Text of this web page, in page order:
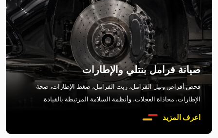
صيانة فرامل بنتلي والإطارات
فحص أقراص وتيل الفرامل، زيت الفرامل، ضغط الإطارات، صحة
الإطارات، محاذاة العجلات، وأنظمة السلامة المرتبطة بالقيادة.
اعرف المزيد